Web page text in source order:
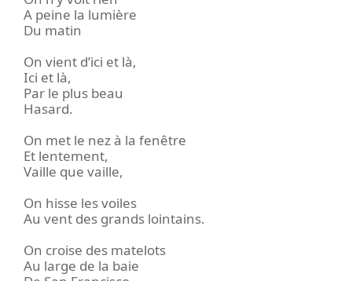
A peine la lumière
Du matin
On vient d’ici et là,
Ici et là,
Par le plus beau
Hasard.
On met le nez à la fenêtre
Et lentement,
Vaille que vaille,
On hisse les voiles
Au vent des grands lointains.
On croise des matelots
Au large de la baie